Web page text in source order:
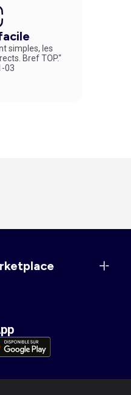
simples, les
Bref TOP."
03